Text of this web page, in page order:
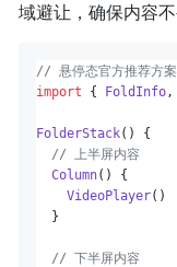
域避让，确保内容
// 悬停态官方推荐方
import { FoldInfo,
FolderStack() {
// 上半屏内容
Column() {
VideoPlayer()
  }
// 下半屏内容